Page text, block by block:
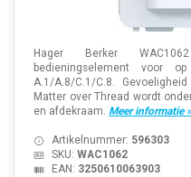
Hager Berker
bedieningselement voor
A.1/A.8/C.1/C.8.
Matter over Thread wordt
en afdekraam. Meer informatie »
Artikelnummer: 596303
SKU: WAC1062
EAN: 3250610063903